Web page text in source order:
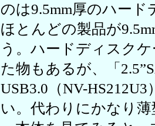
のは9.5mm厚のハー
ほとんどの製品が
う。ハードディスク
た物もあるが、「
USB3.0（NV-
い。代わりにかなり